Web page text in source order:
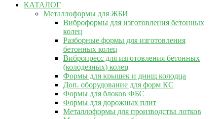
КАТАЛОГ
Металлоформы для ЖБИ
Виброформы для изготовления бетонных
колец
Разборные формы для изготовления
бетонных колец
Вибропресс для изготовления бетонных
(колодезных) колец
Формы для крышек и днищ колодца
Доп. оборудование для форм КС
Формы для блоков ФБС
Формы для дорожных плит
Металлоформы для производства лотков